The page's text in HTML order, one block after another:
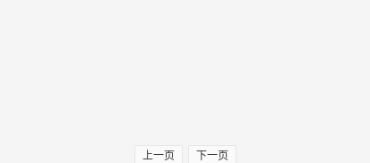
上一页 下一页